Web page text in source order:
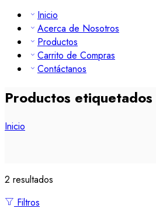
Inicio
Acerca de Nosotros
Productos
Carrito de Compras
Contáctanos
Productos
Inicio
2 resultados
Filtros